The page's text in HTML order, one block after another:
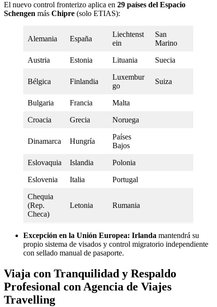
El nuevo control fronterizo aplica en 29 países del Espacio
Schengen más Chipre (solo ETIAS):
Alemania España
Liechtenst
ein
San
Marino
Austria Estonia Lituania Suecia
Bélgica Finlandia
Luxembur
go
Suiza
Bulgaria Francia Malta
Croacia Grecia Noruega
Dinamarca Hungría
Países
Bajos
Eslovaquia Islandia Polonia
Eslovenia Italia Portugal
Chequia
(Rep.
Checa)
Letonia Rumania
Excepción en la Unión Europea: Irlanda mantendrá su
propio sistema de visados y control migratorio independiente
con sellado manual de pasaporte.
Viaja con Tranquilidad y Respaldo
Profesional con Agencia de Viajes
Travelling